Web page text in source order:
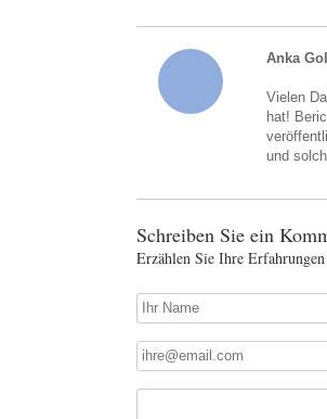
Anka
Vielen
hat!
und
Schreiben Sie ein
Erzählen Sie Ihre